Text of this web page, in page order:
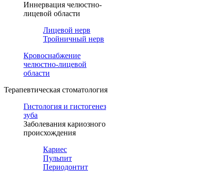
Иннервация челюстно-
лицевой области
Лицевой нерв
Тройничный нерв
Кровоснабжение
челюстно-лицевой
области
Терапевтическая стоматология
Гистология и гистогенез
зуба
Заболевания кариозного
происхождения
Кариес
Пульпит
Периодонтит